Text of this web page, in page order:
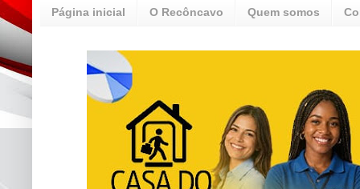
Página inicial O Recôncavo Quem somos